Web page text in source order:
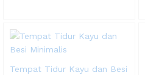
Tempat Tidur Kayu dan Besi